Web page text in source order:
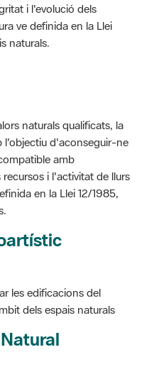
naturals qualificats, la
i l'activitat de llurs
en la Llei 12/1985,
les edificacions del
delimita un conjunt